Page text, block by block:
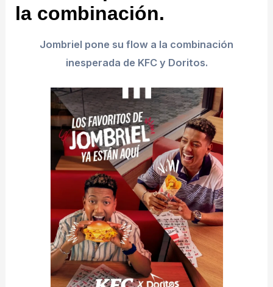
la combinación.
Jombriel pone su flow a la combinación
inesperada de KFC y Doritos.